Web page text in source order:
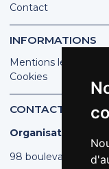
Contact
INFORMATIONS
Mentions légales
Cookies
CONTACT
Organisation des
98 boulevard